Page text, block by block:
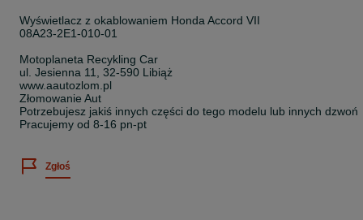
Wyświetlacz z okablowaniem Honda Accord VII
08A23-2E1-010-01
Motoplaneta Recykling Car
ul. Jesienna 11, 32-590 Libiąż
www.aautozlom.pl
Złomowanie Aut
Potrzebujesz jakiś innych części do tego modelu lub innych dzwoń
Pracujemy od 8-16 pn-pt
Zgłoś